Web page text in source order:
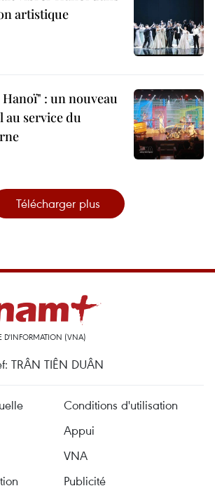
artistique
: un nouveau
service du
Télécharger plus
D'INFORMATION (VNA)
TRÂN TIÊN DUÂN
Conditions d'utilisation
Appui
VNA
Publicité